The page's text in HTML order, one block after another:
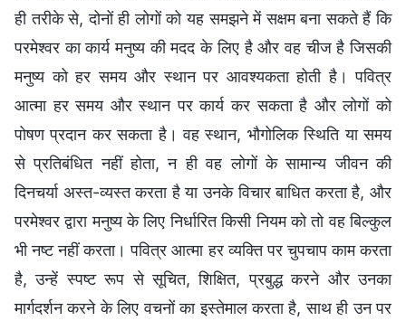
ही तरीके से, दोनों ही लोगों को यह समझने में सक्षम बना सकते हैं कि
परमेश्वर का कार्य मनुष्य की मदद के लिए है और वह चीज है जिसकी
मनुष्य को हर समय और स्थान पर आवश्यकता होती है। पवित्र
आत्मा हर समय और स्थान पर कार्य कर सकता है और लोगों को
पोषण प्रदान कर सकता है। वह स्थान, भौगोलिक स्थिति या समय
से प्रतिबंधित नहीं होता, न ही वह लोगों के सामान्य जीवन की
दिनचर्या अस्त-व्यस्त करता है या उनके विचार बाधित करता है, और
परमेश्वर द्वारा मनुष्य के लिए निर्धारित किसी नियम को तो वह बिल्कुल
भी नष्ट नहीं करता। पवित्र आत्मा हर व्यक्ति पर चुपचाप काम करता
है, उन्हें स्पष्ट रूप से सूचित, शिक्षित, प्रबुद्ध करने और उनका
मार्गदर्शन करने के लिए वचनों का इस्तेमाल करता है, साथ ही उन पर